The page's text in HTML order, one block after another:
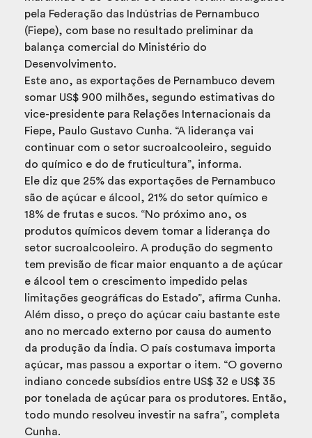
pela Federação das Indústrias de Pernambuco
(Fiepe), com base no resultado preliminar da
balança comercial do Ministério do
Desenvolvimento.
Este ano, as exportações de Pernambuco devem
somar US$ 900 milhões, segundo estimativas do
vice-presidente para Relações Internacionais da
Fiepe, Paulo Gustavo Cunha. “A liderança vai
continuar com o setor sucroalcooleiro, seguido
do químico e do de fruticultura”, informa.
Ele diz que 25% das exportações de Pernambuco
são de açúcar e álcool, 21% do setor químico e
18% de frutas e sucos. “No próximo ano, os
produtos químicos devem tomar a liderança do
setor sucroalcooleiro. A produção do segmento
tem previsão de ficar maior enquanto a de açúcar
e álcool tem o crescimento impedido pelas
limitações geográficas do Estado”, afirma Cunha.
Além disso, o preço do açúcar caiu bastante este
ano no mercado externo por causa do aumento
da produção da Índia. O país costumava importa
açúcar, mas passou a exportar o item. “O governo
indiano concede subsídios entre US$ 32 e US$ 35
por tonelada de açúcar para os produtores. Então,
todo mundo resolveu investir na safra”, completa
Cunha.